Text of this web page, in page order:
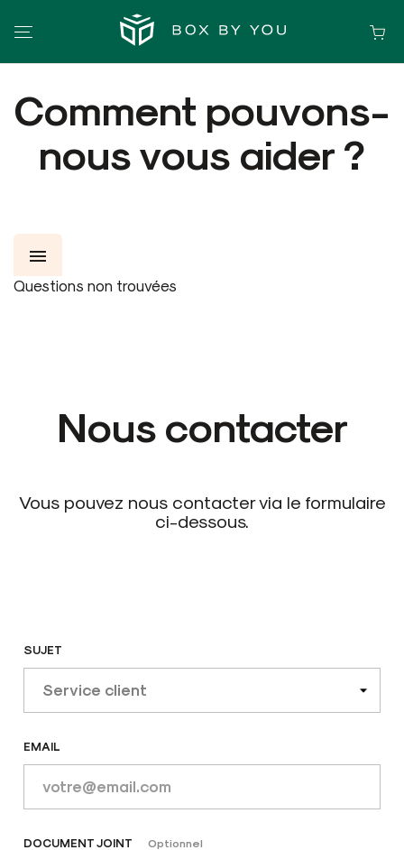
Comment pouvons-
nous vous aider ?
menu
INFORMATIONS
INSCRIPTION, COMMANDE
RETOURS
Questions non trouvées
Nous contacter
Vous pouvez nous contacter via le formulaire
ci-dessous.
SUJET
EMAIL
DOCUMENT JOINT Optionnel